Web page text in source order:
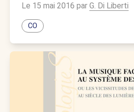
Le 15 mai 2016 par G. Di Liberti
CO